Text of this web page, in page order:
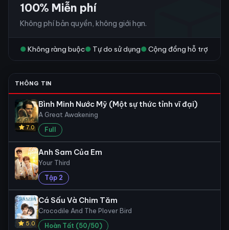
100% Miễn phí
Không phí bản quyền, không giới hạn.
● Không ràng buộc● Tự do sử dụng● Cộng đồng hỗ trợ
THÔNG TIN
7.0
Bình Minh Nước Mỹ (Một sự thức tỉnh vĩ đại)
A Great Awakening
Full
Anh Sam Của Em
Your Third
Tập 2
5.0
Cá Sấu Và Chim Tăm
Crocodile And The Plover Bird
Hoàn Tất (50/50)